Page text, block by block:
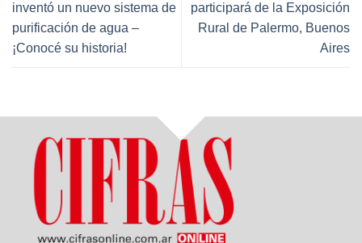
inventó un nuevo sistema de
purificación de agua –
¡Conocé su historia!
participará de la Exposición
Rural de Palermo, Buenos
Aires